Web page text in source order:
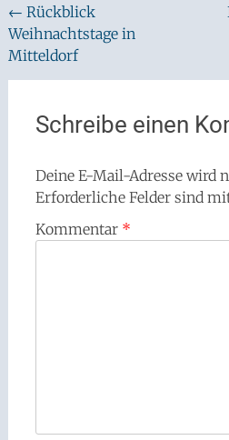
Beitragsnavigation
← Rückblick
Weihnachtstage in
Mitteldorf
Schreibe einen
Deine E-Mail-Adresse wird
Erforderliche Felder sind
Kommentar *